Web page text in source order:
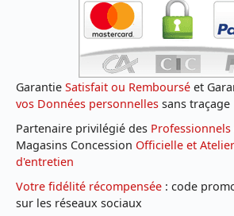
Garantie Satisfait ou Remboursé et
vos Données personnelles sans traçage
Partenaire privilégié des
Magasins Concession Officielle et
d'entretien
Votre fidélité récompensée : code
sur les réseaux sociaux